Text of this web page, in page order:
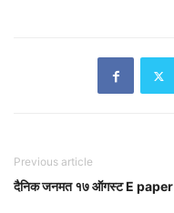
Previous article
दैनिक जनमत १७ ऑगस्ट E paper